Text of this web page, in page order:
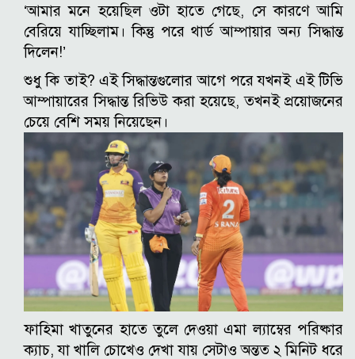
‘আমার মনে হয়েছিল ওটা হাতে গেছে, সে কারণে আমি
বেরিয়ে যাচ্ছিলাম। কিন্তু পরে থার্ড আম্পায়ার অন্য সিদ্ধান্ত
দিলেন!’
শুধু কি তাই? এই সিদ্ধান্তগুলোর আগে পরে যখনই এই টিভি
আম্পায়ারের সিদ্ধান্ত রিভিউ করা হয়েছে, তখনই প্রয়োজনের
চেয়ে বেশি সময় নিয়েছেন।
ফাহিমা খাতুনের হাতে তুলে দেওয়া এমা ল্যাম্বের পরিষ্কার
ক্যাচ, যা খালি চোখেও দেখা যায় সেটাও অন্তত ২ মিনিট ধরে